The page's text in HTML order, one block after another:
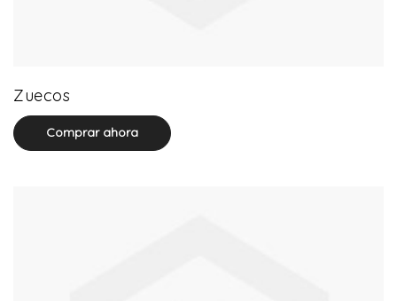
Zuecos
Comprar ahora